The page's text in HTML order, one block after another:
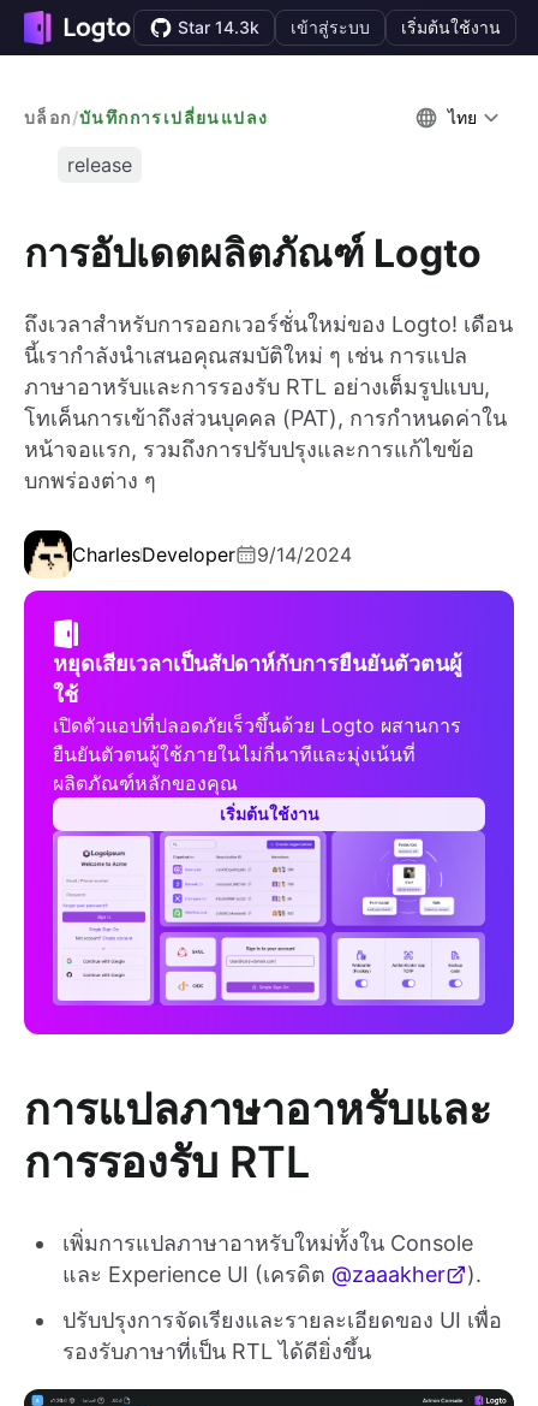
Star 14.3k เข้าสู่ระบบ เริ่มต้นใช้งาน
บล็อก/บันทึกการเปลี่ยนแปลง ไทย
release
การอัปเดตผลิตภัณฑ์ Logto
ถึงเวลาสำหรับการออกเวอร์ชั่นใหม่ของ Logto! เดือน
นี้เรากำลังนำเสนอคุณสมบัติใหม่ ๆ เช่น การแปล
ภาษาอาหรับและการรองรับ RTL อย่างเต็มรูปแบบ,
โทเค็นการเข้าถึงส่วนบุคคล (PAT), การกำหนดค่าใน
หน้าจอแรก, รวมถึงการปรับปรุงและการแก้ไขข้อ
บกพร่องต่าง ๆ
CharlesDeveloper 9/14/2024
หยุดเสียเวลาเป็นสัปดาห์กับการยืนยันตัวตนผู้
ใช้
เปิดตัวแอปที่ปลอดภัยเร็วขึ้นด้วย Logto ผสานการ
ยืนยันตัวตนผู้ใช้ภายในไม่กี่นาทีและมุ่งเน้นที่
ผลิตภัณฑ์หลักของคุณ
เริ่มต้นใช้งาน
การแปลภาษาอาหรับและ
การรองรับ RTL
เพิ่มการแปลภาษาอาหรับใหม่ทั้งใน Console
และ Experience UI (เครดิต @zaaakher
).
ปรับปรุงการจัดเรียงและรายละเอียดของ UI เพื่อ
รองรับภาษาที่เป็น RTL ได้ดียิ่งขึ้น